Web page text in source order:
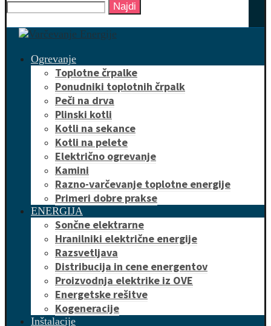
Najdi
Ogrevanje
Toplotne črpalke
Ponudniki toplotnih črpalk
Peči na drva
Plinski kotli
Kotli na sekance
Kotli na pelete
Električno ogrevanje
Kamini
Razno-varčevanje toplotne energije
Primeri dobre prakse
ENERGIJA
Sončne elektrarne
Hranilniki električne energije
Razsvetljava
Distribucija in cene energentov
Proizvodnja elektrike iz OVE
Energetske rešitve
Kogeneracije
Inštalacije